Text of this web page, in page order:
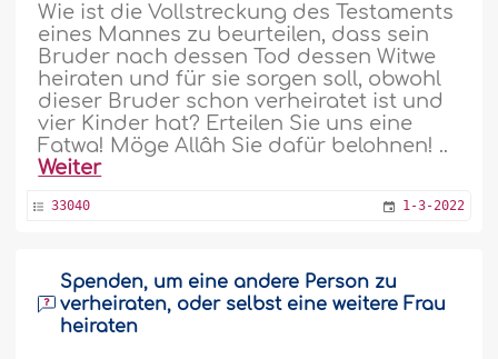
Wie ist die Vollstreckung des Testaments
eines Mannes zu beurteilen, dass sein
Bruder nach dessen Tod dessen Witwe
heiraten und für sie sorgen soll, obwohl
dieser Bruder schon verheiratet ist und
vier Kinder hat? Erteilen Sie uns eine
Fatwa! Möge Allâh Sie dafür belohnen! ..
Weiter
33040 1-3-2022
Spenden, um eine andere Person zu
verheiraten, oder selbst eine weitere Frau
heiraten